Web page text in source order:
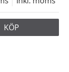
KÖP